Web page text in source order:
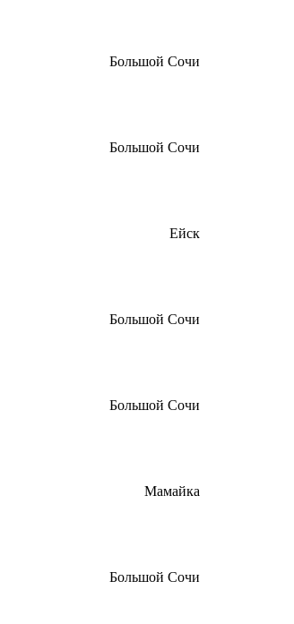
Большой Сочи
Большой Сочи
Ейск
Большой Сочи
Большой Сочи
Мамайка
Большой Сочи